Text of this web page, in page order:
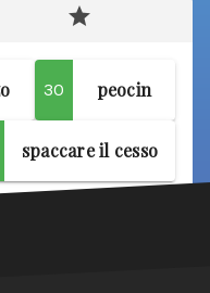
30 peocin
spaccare il cesso